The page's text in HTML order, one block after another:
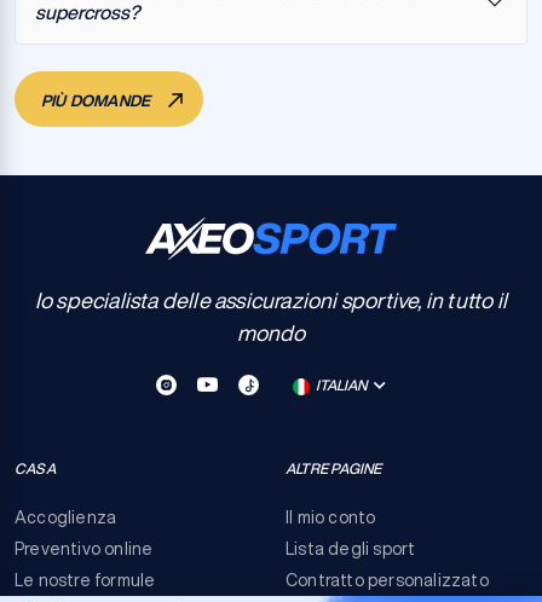
supercross?
PIÙ DOMANDE
Io specialista delle assicurazioni sportive, in tutto il
mondo
ITALIAN
CASA
Accoglienza
Preventivo online
Le nostre formule
ALTRE PAGINE
Il mio conto
Lista degli sport
Contratto personalizzato